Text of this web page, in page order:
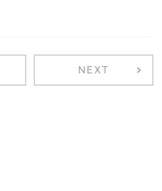
NEXT